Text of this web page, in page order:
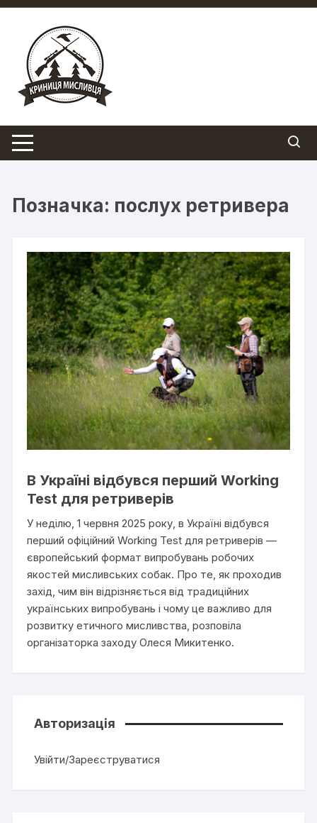
Перейти
вмісту
Позначка: послух ретривера
В Україні відбувся перший Working
Test для ретриверів
У неділю, 1 червня 2025 року, в Україні відбувся
перший офіційний Working Test для ретриверів —
європейський формат випробувань робочих
якостей мисливських собак. Про те, як проходив
захід, чим він відрізняється від традиційних
українських випробувань і чому це важливо для
розвитку етичного мисливства, розповіла
організаторка заходу Олеся Микитенко.
Авторизація
Увійти/Зареєструватися